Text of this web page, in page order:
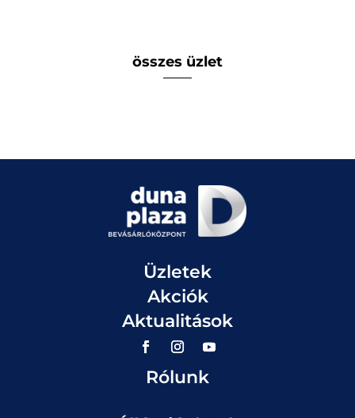
összes üzlet
Üzletek
Akciók
Aktualitások
Rólunk